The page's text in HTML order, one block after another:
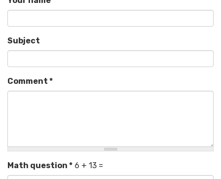
Subject
Comment *
Math question * 6 + 13 =